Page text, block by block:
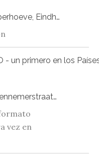
Cultuurboerderij Genneperhoeve, Eindhoven
- un primero en los
Cultuurkoepel Heiloo, Kennemerstraatweg 464, Heiloo
vez en